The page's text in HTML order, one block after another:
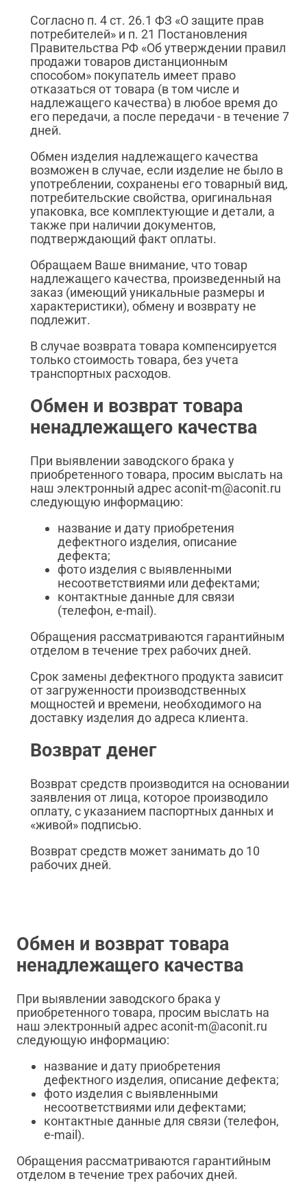
Согласно п. 4 ст. 26.1 ФЗ «О защите прав
потребителей» и п. 21 Постановления
Правительства РФ «Об утверждении правил
продажи товаров дистанционным
способом» покупатель имеет право
отказаться от товара (в том числе и
надлежащего качества) в любое время до
его передачи, а после передачи - в течение 7
дней.
Обмен изделия надлежащего качества
возможен в случае, если изделие не было в
употреблении, сохранены его товарный вид,
потребительские свойства, оригинальная
упаковка, все комплектующие и детали, а
также при наличии документов,
подтверждающий факт оплаты.
Обращаем Ваше внимание, что товар
надлежащего качества, произведенный на
заказ (имеющий уникальные размеры и
характеристики), обмену и возврату не
подлежит.
В случае возврата товара компенсируется
только стоимость товара, без учета
транспортных расходов.
Обмен и возврат товара
ненадлежащего качества
При выявлении заводского брака у
приобретенного товара, просим выслать на
наш электронный адрес aconit-m@aconit.ru
следующую информацию:
название и дату приобретения
дефектного изделия, описание
дефекта;
фото изделия с выявленными
несоответствиями или дефектами;
контактные данные для связи
(телефон, e-mail).
Обращения рассматриваются гарантийным
отделом в течение трех рабочих дней.
Срок замены дефектного продукта зависит
от загруженности производственных
мощностей и времени, необходимого на
доставку изделия до адреса клиента.
Возврат денег
Возврат средств производится на основании
заявления от лица, которое производило
оплату, с указанием паспортных данных и
«живой» подписью.
Возврат средств может занимать до 10
рабочих дней.
Обмен и возврат товара
ненадлежащего качества
При выявлении заводского брака у
приобретенного товара, просим выслать на
наш электронный адрес aconit-m@aconit.ru
следующую информацию:
название и дату приобретения
дефектного изделия, описание дефекта;
фото изделия с выявленными
несоответствиями или дефектами;
контактные данные для связи (телефон,
e-mail).
Обращения рассматриваются гарантийным
отделом в течение трех рабочих дней.